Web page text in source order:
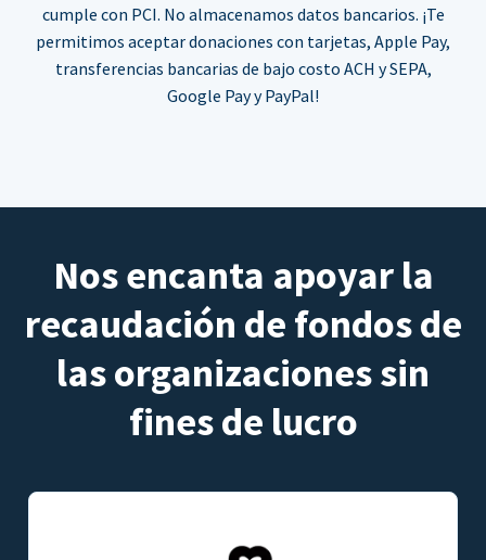
cumple con PCI. No almacenamos datos bancarios. ¡Te
permitimos aceptar donaciones con tarjetas, Apple Pay,
transferencias bancarias de bajo costo ACH y SEPA,
Google Pay y PayPal!
Nos encanta apoyar la
recaudación de fondos de
las organizaciones sin
fines de lucro